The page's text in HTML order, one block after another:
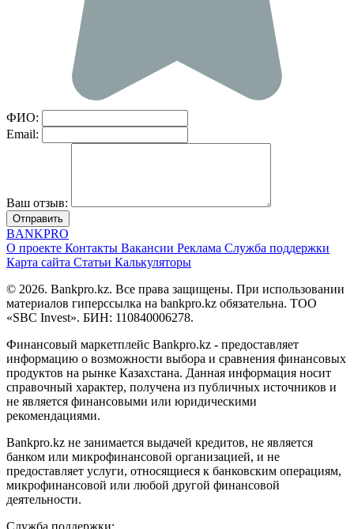
ФИО:
Email:
Ваш отзыв:
Отправить
BANKPRO
О проекте Контакты Вакансии Реклама Служба поддержки
Карта сайта Статьи Калькуляторы
© 2026. Bankpro.kz. Все права защищены. При использовании
материалов гиперссылка на bankpro.kz обязательна. ТОО
«SBC Invest». БИН: 110840006278.
Финансовый маркетплейс Bankpro.kz - предоставляет
информацию о возможности выбора и сравнения финансовых
продуктов на рынке Казахстана. Данная информация носит
справочный характер, получена из публичных источников и
не является финансовыми или юридическими
рекомендациями.
Bankpro.kz не занимается выдачей кредитов, не является
банком или микрофинансовой организацией, и не
предоставляет услуги, относящиеся к банковским операциям,
микрофинансовой или любой другой финансовой
деятельности.
Служба поддержки: